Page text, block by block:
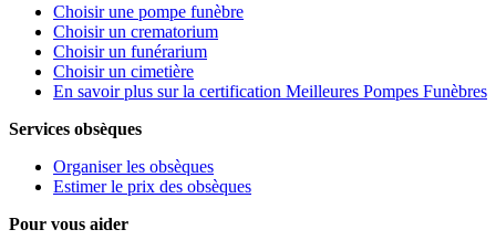
Choisir une pompe funèbre
Choisir un crematorium
Choisir un funérarium
Choisir un cimetière
En savoir plus sur la certification Meilleures Pompes Funèbres
Services obsèques
Organiser les obsèques
Estimer le prix des obsèques
Pour vous aider